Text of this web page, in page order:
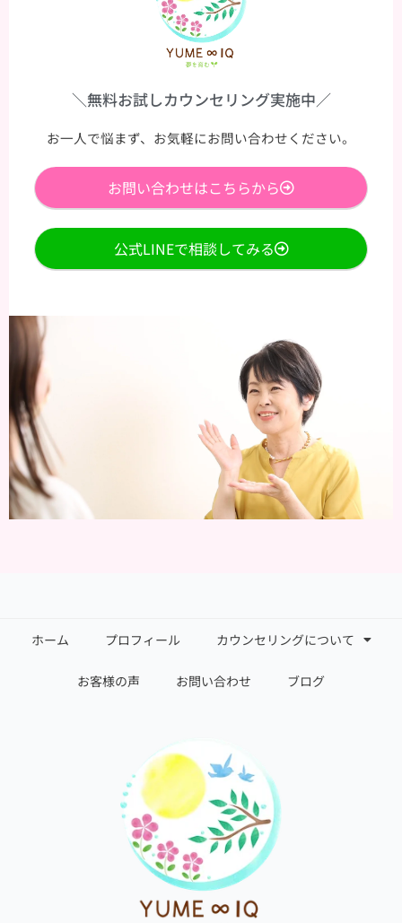
＼無料お試しカウンセリング実施中／
お一人で悩まず、お気軽にお問い合わせください。
お問い合わせはこちらから
公式LINEで相談してみる
ホーム プロフィール カウンセリングについて
お客様の声 お問い合わせ ブログ